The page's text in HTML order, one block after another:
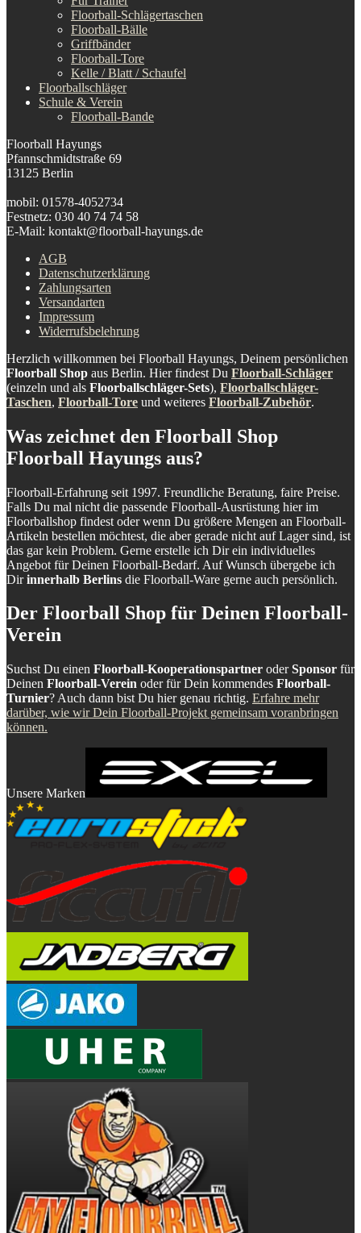
Floorball-Schlägertaschen
Floorball-Bälle
Griffbänder
Floorball-Tore
Kelle / Blatt / Schaufel
Floorballschläger
Schule & Verein
Floorball-Bande
Floorball Hayungs
Pfannschmidtstraße 69
13125 Berlin
mobil: 01578-4052734
Festnetz: 030 40 74 74 58
E-Mail: kontakt@floorball-hayungs.de
AGB
Datenschutzerklärung
Zahlungsarten
Versandarten
Impressum
Widerrufsbelehrung
Herzlich willkommen bei Floorball Hayungs, Deinem persönlichen
Floorball Shop aus Berlin. Hier findest Du Floorball-Schläger
(einzeln und als Floorballschläger-Sets), Floorballschläger-
Taschen, Floorball-Tore und weiteres Floorball-Zubehör.
Was zeichnet den Floorball Shop
Floorball Hayungs aus?
Floorball-Erfahrung seit 1997. Freundliche Beratung, faire Preise.
Falls Du mal nicht die passende Floorball-Ausrüstung hier im
Floorballshop findest oder wenn Du größere Mengen an Floorball-
Artikeln bestellen möchtest, die aber gerade nicht auf Lager sind, ist
das gar kein Problem. Gerne erstelle ich Dir ein individuelles
Angebot für Deinen Floorball-Bedarf. Auf Wunsch übergebe ich
Dirinnerhalb Berlins die Floorball-Ware gerne auch persönlich.
Der Floorball Shop für Deinen Floorball-
Verein
Suchst Du einen Floorball-Kooperationspartner oderSponsor für
Deinen Floorball-Verein oder für Dein kommendes Floorball-
Turnier? Auch dann bist Du hier genau richtig. Erfahre mehr
darüber, wie wir Dein Floorball-Projekt gemeinsam voranbringen
können.
Unsere Marken